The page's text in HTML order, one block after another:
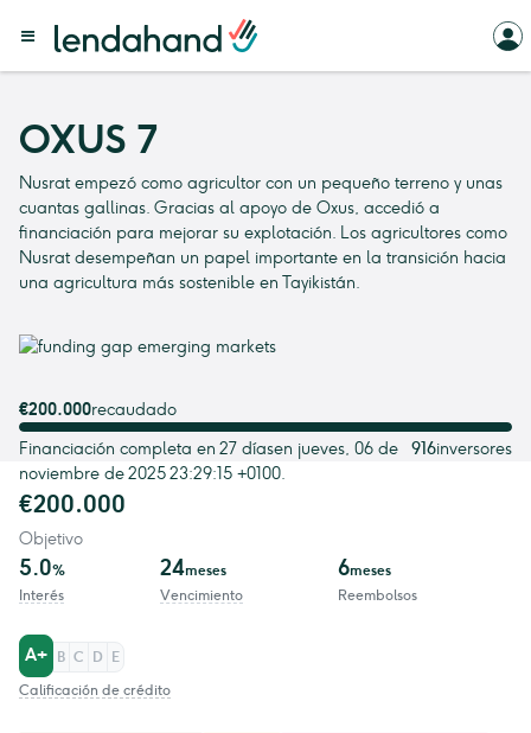
OXUS 7
Nusrat empezó como agricultor con un pequeño terreno y unas
cuantas gallinas. Gracias al apoyo de Oxus, accedió a
financiación para mejorar su explotación. Los agricultores como
Nusrat desempeñan un papel importante en la transición hacia
una agricultura más sostenible en Tayikistán.
€200.000recaudado
Financiación completa en 27 díasen jueves, 06 de
noviembre de 2025 23:29:15 +0100.
916inversores
€200.000
Objetivo
5.0%
Interés
24meses
Vencimiento
6meses
Reembolsos
A+ B C D
E
Calificación de crédito